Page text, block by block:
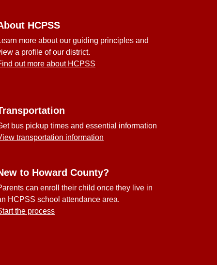
HCPSS
more about our guiding principles and
a profile of our district.
out more about HCPSS
bus pickup times and essential information
transportation information
to Howard County?
can enroll their child once they live in
HCPSS school attendance area.
the process